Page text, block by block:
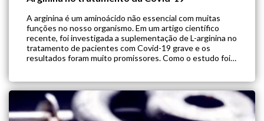
A arginina é um aminoácido não essencial com muitas
funções no nosso organismo. Em um artigo científico
recente, foi investigada a suplementação de L-arginina no
tratamento de pacientes com Covid-19 grave e os
resultados foram muito promissores. Como o estudo foi